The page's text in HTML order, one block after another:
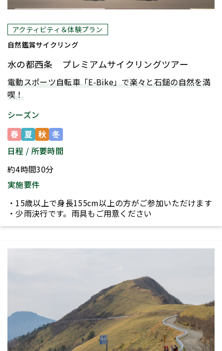
水の都西条 プレミアムサイクリングツアー
アクティビティ＆体験プラン
自然鑑賞サイクリング
電動スポーツ自転車「E-Bike」で楽々と石鎚の自然を満
喫！
シーズン
春 夏 秋 冬
日程 / 所要時間
約4時間30分
実施要件
・15歳以上で身長155cm以上の方がご参加いただけます
・少雨決行です。雨具もご用意ください